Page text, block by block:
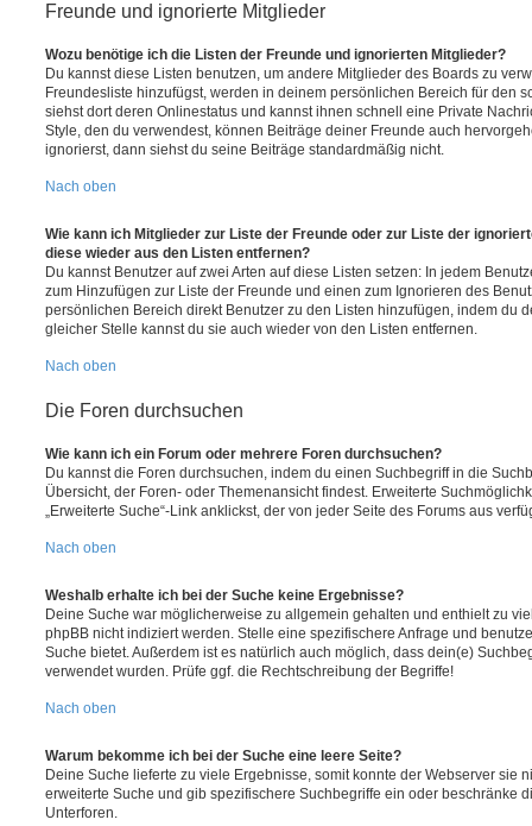
Freunde und ignorierte Mitglieder
Wozu benötige ich die Listen der Freunde und ignorierten Mitglieder?
Du kannst diese Listen benutzen, um andere Mitglieder des Boards zu
Freundesliste hinzufügst, werden in deinem persönlichen Bereich für den
siehst dort deren Onlinestatus und kannst ihnen schnell eine Private
Style, den du verwendest, können Beiträge deiner Freunde auch
ignorierst, dann siehst du seine Beiträge standardmäßig nicht.
Nach oben
Wie kann ich Mitglieder zur Liste der Freunde oder zur Liste der
diese wieder aus den Listen entfernen?
Du kannst Benutzer auf zwei Arten auf diese Listen setzen: In jedem
zum Hinzufügen zur Liste der Freunde und einen zum Ignorieren des
persönlichen Bereich direkt Benutzer zu den Listen hinzufügen, indem du
gleicher Stelle kannst du sie auch wieder von den Listen entfernen.
Nach oben
Die Foren durchsuchen
Wie kann ich ein Forum oder mehrere Foren durchsuchen?
Du kannst die Foren durchsuchen, indem du einen Suchbegriff in die
Übersicht, der Foren- oder Themenansicht findest. Erweiterte
„Erweiterte Suche“-Link anklickst, der von jeder Seite des Forums aus
Nach oben
Weshalb erhalte ich bei der Suche keine Ergebnisse?
Deine Suche war möglicherweise zu allgemein gehalten und enthielt zu
phpBB nicht indiziert werden. Stelle eine spezifischere Anfrage und
Suche bietet. Außerdem ist es natürlich auch möglich, dass dein(e)
verwendet wurden. Prüfe ggf. die Rechtschreibung der Begriffe!
Nach oben
Warum bekomme ich bei der Suche eine leere Seite?
Deine Suche lieferte zu viele Ergebnisse, somit konnte der Webserver sie
erweiterte Suche und gib spezifischere Suchbegriffe ein oder beschränke
Unterforen.